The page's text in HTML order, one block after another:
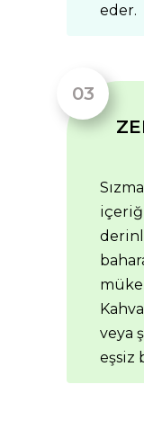
eder.
veya
eşsiz